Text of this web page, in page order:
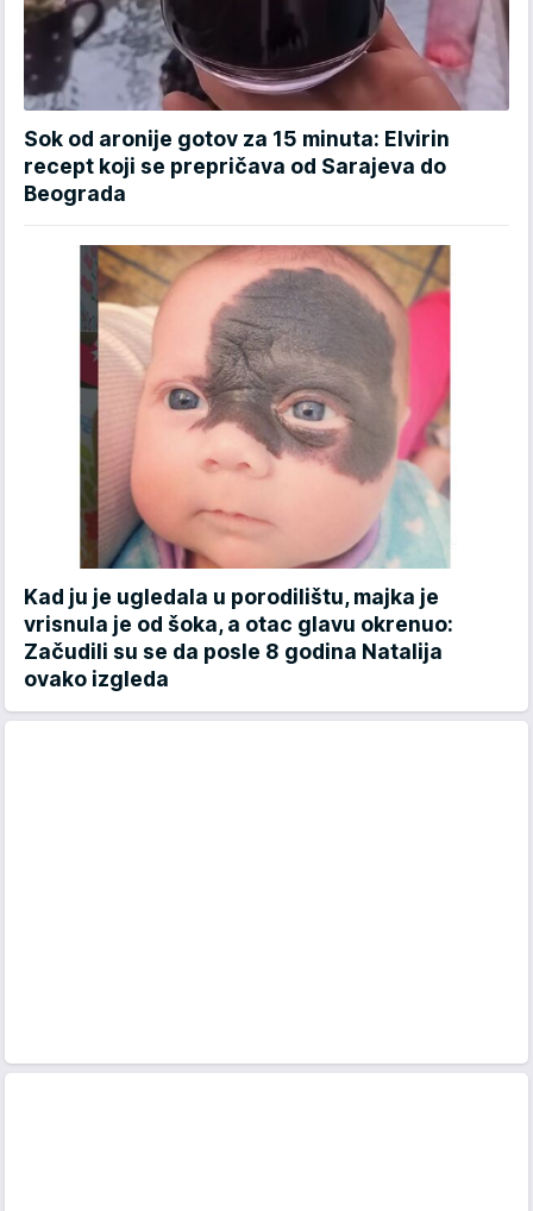
Sok od aronije gotov za 15 minuta: Elvirin
recept koji se prepričava od Sarajeva do
Beograda
Kad ju je ugledala u porodilištu, majka je
vrisnula je od šoka, a otac glavu okrenuo:
Začudili su se da posle 8 godina Natalija
ovako izgleda